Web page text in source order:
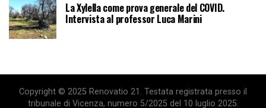
La Xylella come prova generale del COVID.
Intervista al professor Luca Marini
Copyright © 2025 Renovatio 21. Testata registrata presso il
tribunale di Vicenza, numero 5/2025 del 10 luglio 2025.